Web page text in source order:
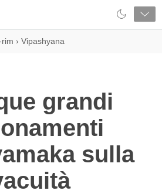
rim › Vipashyana
grandi
sulla